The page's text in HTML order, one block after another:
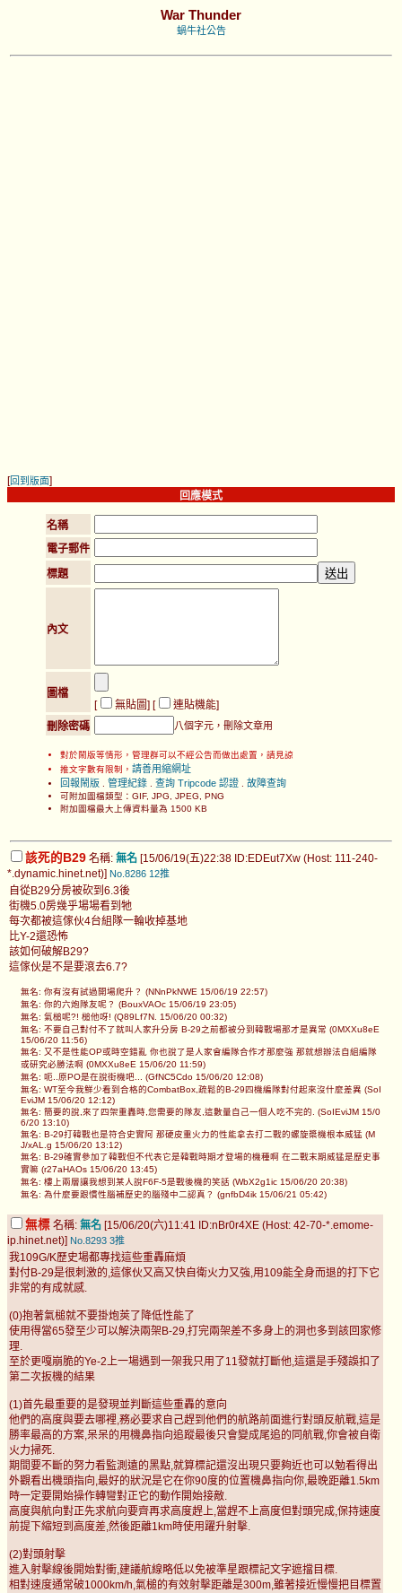
War Thunder
蝸牛社公告
[回到版面]
回應模式
名稱
電子郵件
標題
內文
圖檔
[
無貼圖] [ 連貼機能]
刪除密碼
八個字元，刪除文章用
對於鬧版等情形，管理群可以不經公告而做出處置，請見諒
推文字數有限制， 請善用縮網址
回報鬧版
管理紀錄 查詢 Tripcode 認證 故障查詢
可附加圖檔類型：GIF, JPG, JPEG, PNG
附加圖檔最大上傳資料量為 1500 KB
該死的B29 名稱: 無名 [15/06/19(五)22:38 ID:EDEut7Xw (Host: 111-240-
*.dynamic.hinet.net)] No.8286 12推
自從B29分房被砍到6.3後
街機5.0房幾乎場場看到牠
每次都被這傢伙4台組隊一輪收掉基地
比Y-2還恐怖
該如何破解B29?
這傢伙是不是要滾去6.7?
無名: 你有沒有試過開場爬升？ (NNnPkNWE 15/06/19 22:57)
無名: 你的六炮隊友呢？ (BouxVAOc 15/06/19 23:05)
無名: 氣槌呢?! 槌他呀! (Q89Lf7N. 15/06/20 00:32)
無名: 不要自己對付不了就叫人家升分房 B-29之前都被分到韓戰場那才是異常 (0MXXu8eE
15/06/20 11:56)
無名: 又不是性能OP或時空錯亂 你也說了是人家會編隊合作才那麼強 那就想辦法自組編隊
或研究必勝法啊 (0MXXu8eE 15/06/20 11:59)
無名: 呃..原PO是在說街機吧... (GfNC5Cdo 15/06/20 12:08)
無名: WT至今我鮮少看到合格的CombatBox,疏鬆的B-29四機編隊對付起來沒什麼差異 (SoI
EviJM 15/06/20 12:12)
無名: 簡要的說,來了四架重轟時,您需要的隊友,這數量自己一個人吃不完的. (SoIEviJM 15/0
6/20 13:10)
無名: B-29打韓戰也是符合史實阿 那硬皮重火力的性能拿去打二戰的螺旋槳機根本威猛 (M
J/xAL.g 15/06/20 13:12)
無名: B-29確實參加了韓戰但不代表它是韓戰時期才登場的機種啊 在二戰末期威猛是歷史事
實嘛 (r27aHAOs 15/06/20 13:45)
無名: 樓上兩層讓我想到某人說F6F-5是戰後機的笑話 (WbX2g1ic 15/06/20 20:38)
無名: 為什麼要跟慣性腦補歷史的腦殘中二認真？ (gnfbD4ik 15/06/21 05:42)
無標 名稱: 無名 [15/06/20(六)11:41 ID:nBr0r4XE (Host: 42-70-*.emome-
ip.hinet.net)] No.8293 3推
我109G/K歷史場都專找這些重轟麻煩
對付B-29是很刺激的,這傢伙又高又快自衛火力又強,用109能全身而退的打下它
非常的有成就感.
(0)抱著氣槌就不要掛炮莢了降低性能了
使用得當65發至少可以解決兩架B-29,打完兩架差不多身上的洞也多到該回家修
理.
至於更嘎崩脆的Ye-2上一場遇到一架我只用了11發就打斷他,這還是手殘誤扣了
第二次扳機的結果
(1)首先最重要的是發現並判斷這些重轟的意向
他們的高度與要去哪裡,務必要求自己趕到他們的航路前面進行對頭反航戰,這是
勝率最高的方案,呆呆的用機鼻指向追蹤最後只會變成尾追的同航戰,你會被自衛
火力掃死.
期間要不斷的努力看監測遠的黑點,就算標記還沒出現只要夠近也可以勉看得出
外觀看出機頭指向,最好的狀況是它在你90度的位置機鼻指向你,最晚距離1.5km
時一定要開始操作轉彎對正它的動作開始接敵.
高度與航向對正先求航向要齊再求高度趕上,當趕不上高度但對頭完成,保持速度
前提下縮短到高度差,然後距離1km時使用躍升射擊.
(2)對頭射擊
進入射擊線後開始對衝,建議航線略低以免被準星跟標記文字遮擋目標.
相對速度通常破1000km/h,氣槌的有效射擊距離是300m,雖著接近慢慢把目標置